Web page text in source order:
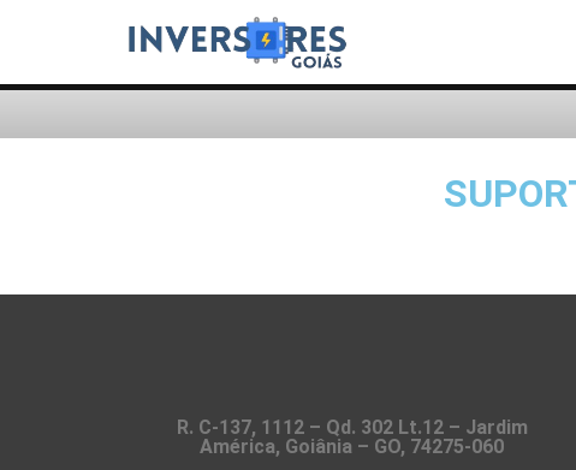
R. C-137, 1112 – Qd. 302 Lt.12 – Jardim
América, Goiânia – GO, 74275-060